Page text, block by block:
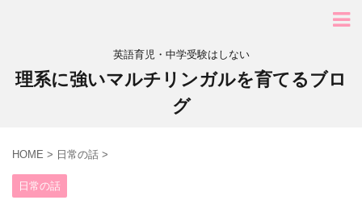
英語育児・中学受験はしない
理系に強いマルチリンガルを育てるブロ
グ
HOME > 日常の話 >
日常の話